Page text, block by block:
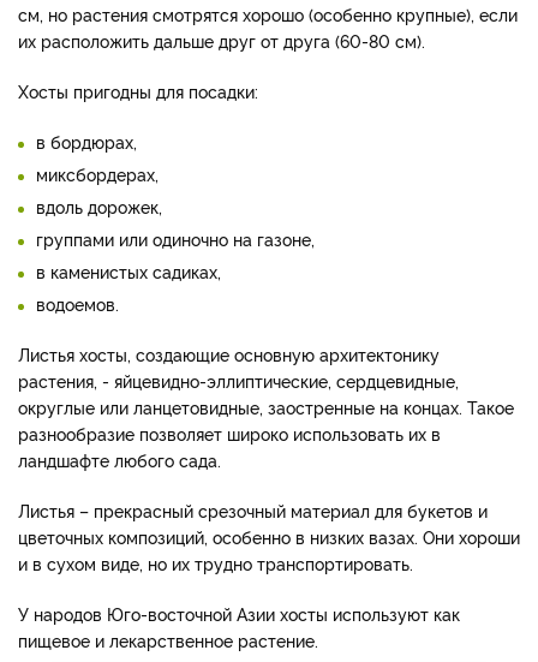
см, но растения смотрятся хорошо (особенно крупные), если
их расположить дальше друг от друга (60-80 см).
Хосты пригодны для посадки:
в бордюрах,
миксбордерах,
вдоль дорожек,
группами или одиночно на газоне,
в каменистых садиках,
водоемов.
Листья хосты, создающие основную архитектонику
растения, - яйцевидно-эллиптические, сердцевидные,
округлые или ланцетовидные, заостренные на концах. Такое
разнообразие позволяет широко использовать их в
ландшафте любого сада.
Листья – прекрасный срезочный материал для букетов и
цветочных композиций, особенно в низких вазах. Они хороши
и в сухом виде, но их трудно транспортировать.
У народов Юго-восточной Азии хосты используют как
пищевое и лекарственное растение.